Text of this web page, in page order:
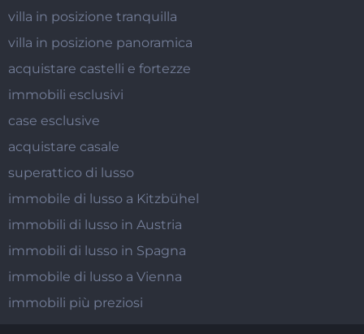
villa in posizione tranquilla
villa in posizione panoramica
acquistare castelli e fortezze
immobili esclusivi
case esclusive
acquistare casale
superattico di lusso
immobile di lusso a Kitzbühel
immobili di lusso in Austria
immobili di lusso in Spagna
immobile di lusso a Vienna
immobili più preziosi